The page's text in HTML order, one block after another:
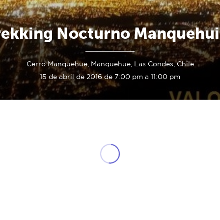
Nocturno
Cerro Manquehue, Manquehue, Las Condes, Chile
15 de abril de 2016 de 7:00 pm a 11:00 pm